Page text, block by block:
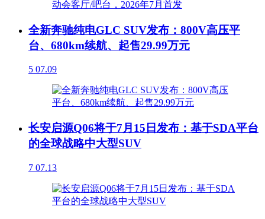
全新奔驰纯电GLC SUV发布：800V高压平
台、680km续航、起售29.99万元
5 07.09
长安启源Q06将于7月15日发布：基于SDA平台
的全球战略中大型SUV
7 07.13